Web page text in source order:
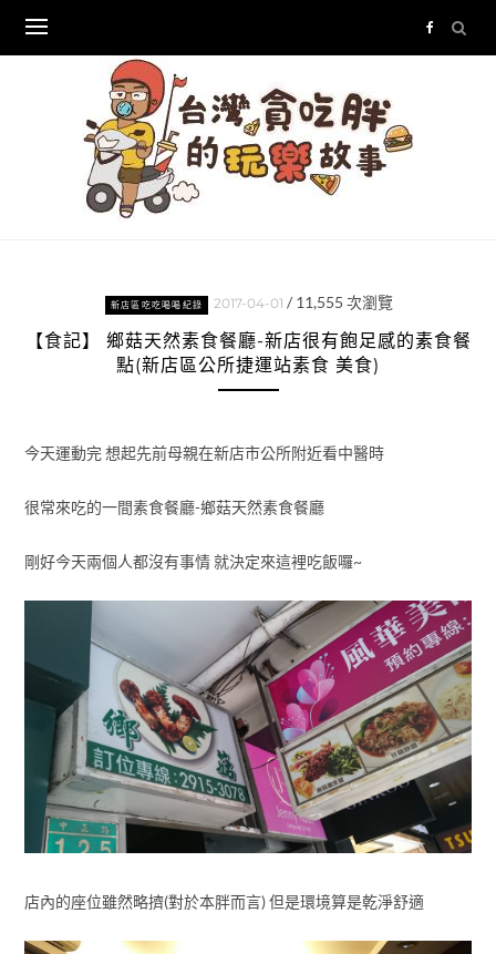
content
新店區吃吃喝喝紀錄 2017-04-01 / 11,555 次瀏覽
【食記】 鄉菇天然素食餐廳-新店很有飽足感的素食餐
點(新店區公所捷運站素食 美食)
今天運動完 想起先前母親在新店市公所附近看中醫時
很常來吃的一間素食餐廳-鄉菇天然素食餐廳
剛好今天兩個人都沒有事情 就決定來這裡吃飯囉~
店內的座位雖然略擠(對於本胖而言) 但是環境算是乾淨舒適